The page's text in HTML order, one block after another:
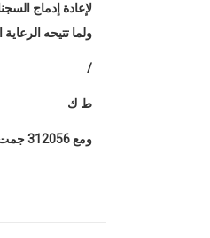
لإعادة إدماج
ولما تتيحه
/
ط ك
ومع 312056 جمت دجنبر 2024